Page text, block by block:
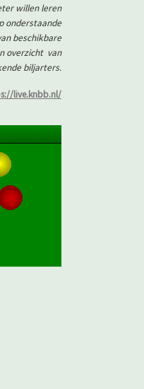
willen leren
onderstaande
beschikbare
overzicht van
biljarters.
live.knbb.nl/